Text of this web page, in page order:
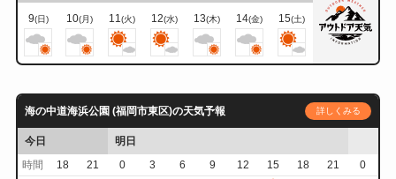
9(日) 10(月) 11 (火) 12(水) 13(木) 14(金) 15(土)
海の中道海浜公園 (福岡市東区)の天気予報 詳しくみる
今日
明日
時間
18 21 0 3 6 9 12 15 18 21
0